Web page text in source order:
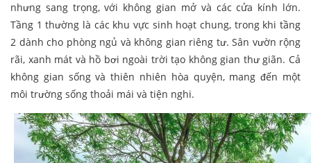
nhưng sang trọng, với không gian mở và các cửa kính lớn.
Tầng 1 thường là các khu vực sinh hoạt chung, trong khi tầng
2 dành cho phòng ngủ và không gian riêng tư. Sân vườn rộng
rãi, xanh mát và hồ bơi ngoài trời tạo không gian thư giãn. Cả
không gian sống và thiên nhiên hòa quyện, mang đến một
môi trường sống thoải mái và tiện nghi.